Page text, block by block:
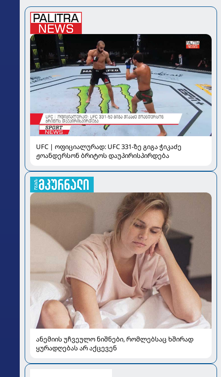
UFC | ოფიციალურად: UFC 331-ზე გიგა ჭიკაძე
ჟოანდერსონ ბრიტოს დაუპირისპირდება
ანემიის უჩვეულო ნიშნები, რომლებსაც ხშირად
ყურადღებას არ აქცევენ